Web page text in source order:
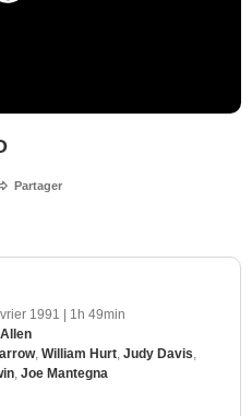
Partager
1991 | 1h 49min
, William Hurt Judy Davis
Joe Mantegna